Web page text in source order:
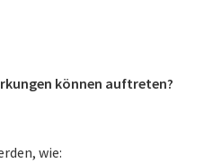
können auftreten?
wie: